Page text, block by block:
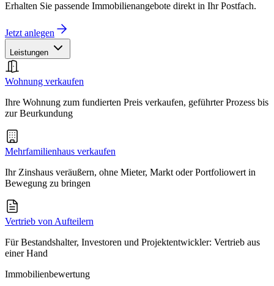
Erhalten Sie passende Immobilienangebote direkt in Ihr Postfach.
Jetzt anlegen
Leistungen
Wohnung verkaufen
Ihre Wohnung zum fundierten Preis verkaufen, geführter Prozess bis
zur Beurkundung
Mehrfamilienhaus verkaufen
Ihr Zinshaus veräußern, ohne Mieter, Markt oder Portfoliowert in
Bewegung zu bringen
Vertrieb von Aufteilern
Für Bestandshalter, Investoren und Projektentwickler: Vertrieb aus
einer Hand
Immobilienbewertung